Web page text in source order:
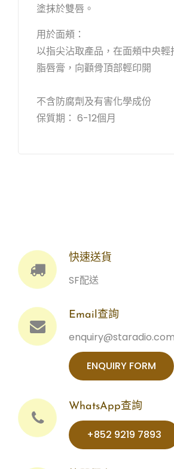
塗抹於雙唇。
用於面頰：
以指尖沾取產品，在面頰中央輕
脂唇膏，向顴骨頂部輕印開
不含防腐劑及有害化學成份
保質期： 6-12個月
快速送貨
SF配送
Email查詢
ENQUIRY FORM
WhatsApp查詢
+852 9219 7893‬‬‬‬‬